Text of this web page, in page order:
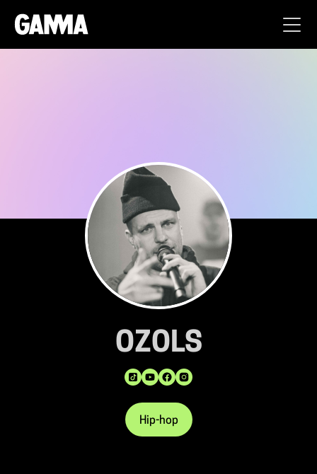
OZOLS
Hip-hop